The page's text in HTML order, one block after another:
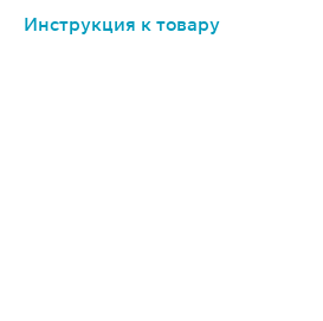
Инструкция к товару